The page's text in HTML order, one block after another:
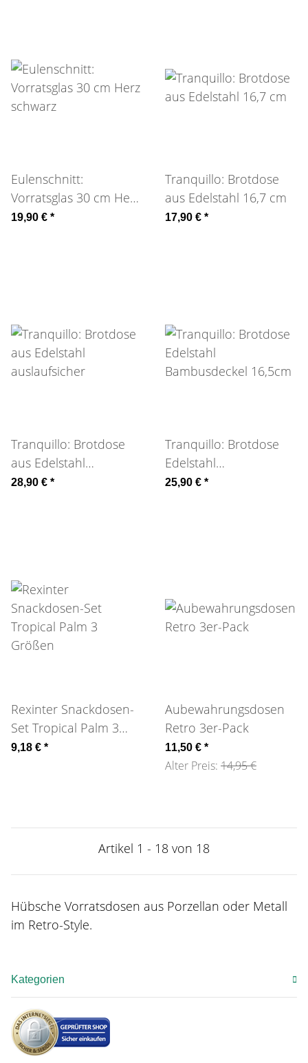
Eulenschnitt:
Vorratsglas 30 cm Herz
schwarz
19,90 € *
Tranquillo: Brotdose
aus Edelstahl 16,7 cm
17,90 € *
Tranquillo: Brotdose
aus Edelstahl
auslaufsicher
28,90 € *
Tranquillo: Brotdose
Edelstahl
Bambusdeckel 16,5cm
25,90 € *
Rexinter Snackdosen-
Set Tropical Palm 3
Größen
9,18 € *
Aubewahrungsdosen
Retro 3er-Pack
11,50 € *
Alter Preis: 14,95 €
Artikel 1 - 18 von 18
Hübsche Vorratsdosen aus Porzellan oder Metall
im Retro-Style.
Kategorien